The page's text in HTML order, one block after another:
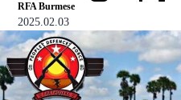
RFA Burmese
2025.02.03